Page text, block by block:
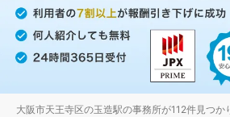
大阪市天王寺区の玉造駅の事務所が112件見つか